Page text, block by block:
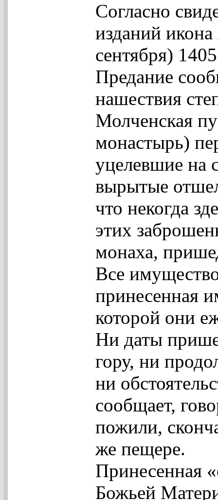
Согласно
изданий икона
сентября)
Предание
нашествия
Молченская
монастырь)
уцелевшие на
вырытые
что некогда
этих
монаха,
Все
принесенная
которой они
Ни даты
гору, ни
ни
сообщает,
пожили,
же пещере.
Принесенная
Божьей